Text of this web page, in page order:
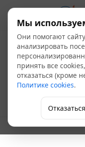
5 мкр
Фильтры
Мы
Они помогают
анализировать
принять все
отказаться (кроме
Политике cookies.
Отказаться